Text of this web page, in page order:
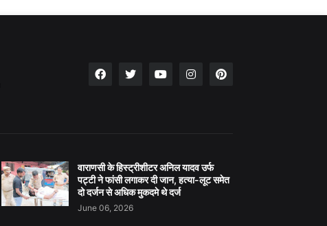
वाराणसी के हिस्ट्रीशीटर अनिल यादव उर्फ
पट्टी ने फांसी लगाकर दी जान, हत्या-लूट समेत
दो दर्जन से अधिक मुकदमे थे दर्ज
June 06, 2026